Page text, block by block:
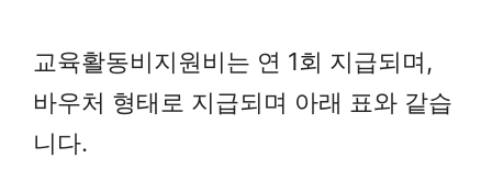
교육활동비지원비는 연 1회 지급되며,
바우처 형태로 지급되며 아래 표와 같습
니다.